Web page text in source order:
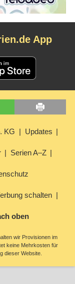
App
KG Updates
Serien A–Z
schalten
oben
wir Provisionen im
keine Mehrkosten für
dieser Website.